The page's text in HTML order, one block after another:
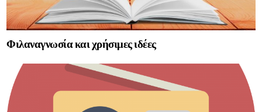
Φιλαναγνωσία και χρήσιμες ιδέες